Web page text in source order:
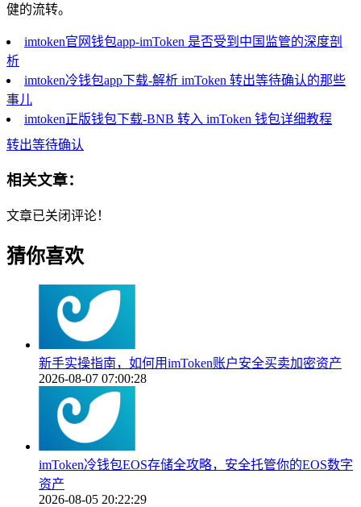
健的流转。
imtoken官网钱包app-imToken 是否受到中国监管的深度剖
析
imtoken冷钱包app下载-解析 imToken 转出等待确认的那些
事儿
imtoken正版钱包下载-BNB 转入 imToken 钱包详细教程
转出等待确认
相关文章：
文章已关闭评论！
猜你喜欢
新手实操指南，如何用imToken账户安全买卖加密资产
2026-08-07 07:00:28
imToken冷钱包EOS存储全攻略，安全托管你的EOS数字
资产
2026-08-05 20:22:29